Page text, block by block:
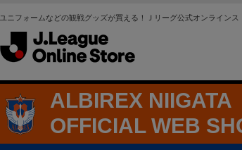
ユニフォームなどの観戦グッズが買える！Ｊリーグ公式オンラインス
ALBIREX NIIGATA
OFFICIAL WEB